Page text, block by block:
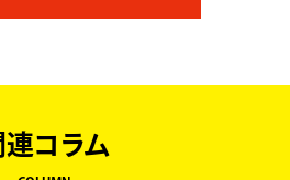
連コラム